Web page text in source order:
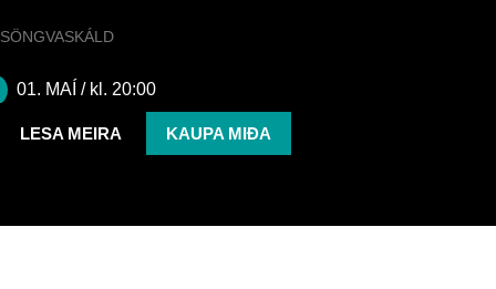
SÖNGVASKÁLD
01. MAÍ / kl. 20:00
LESA MEIRA KAUPA MIÐA